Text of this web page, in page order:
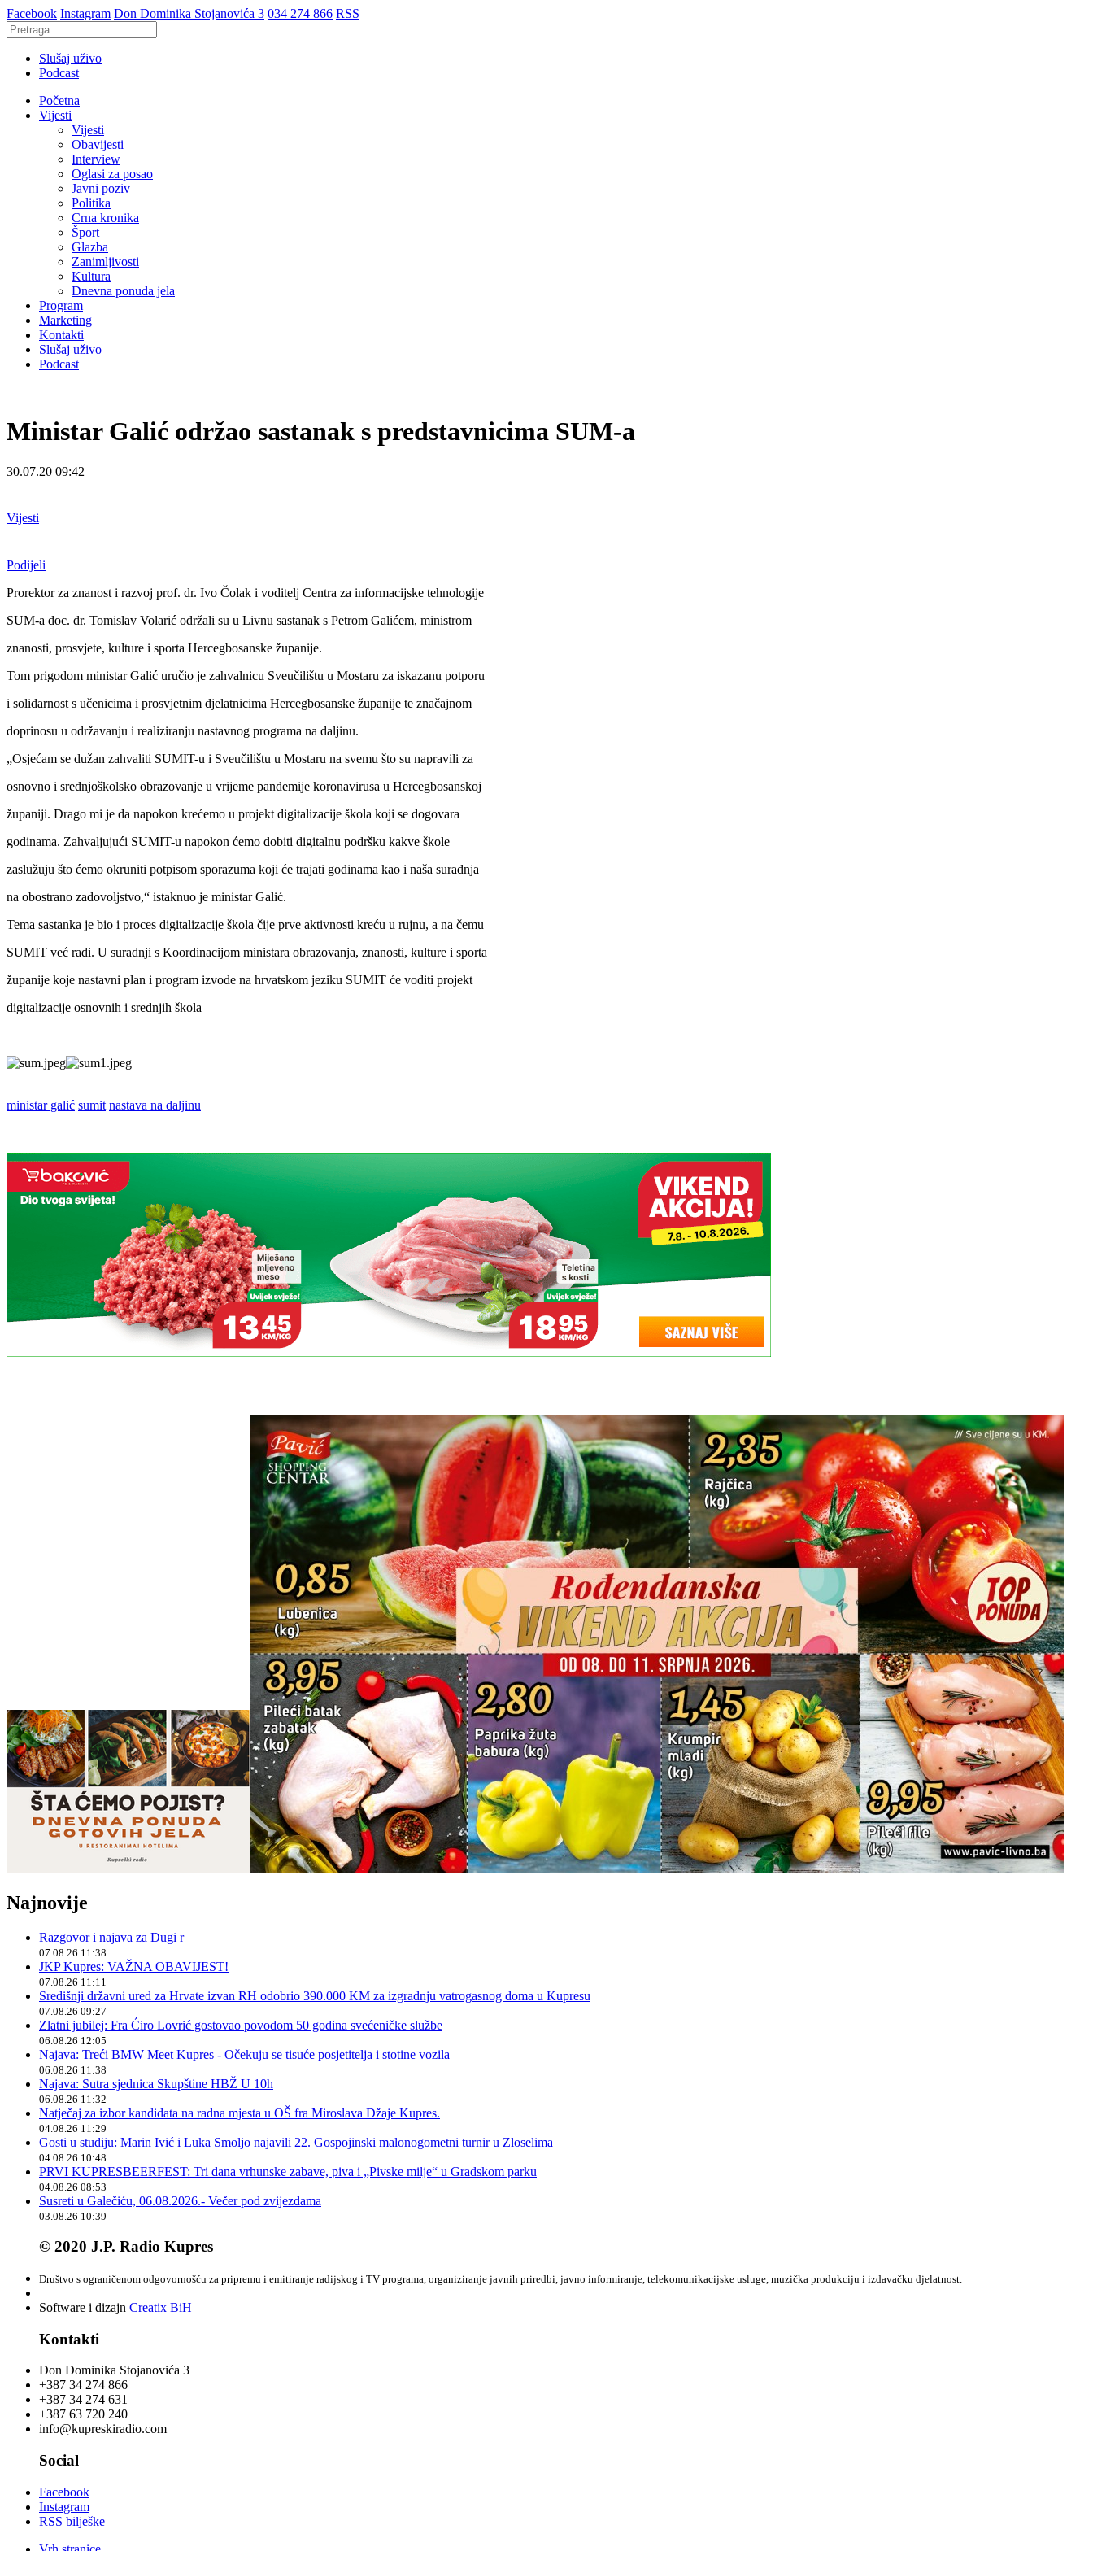
Facebook Instagram Don Dominika Stojanovića 3 034 274 866 RSS
Slušaj uživo
Podcast
Početna
Vijesti
Vijesti
Obavijesti
Interview
Oglasi za posao
Javni poziv
Politika
Crna kronika
Šport
Glazba
Zanimljivosti
Kultura
Dnevna ponuda jela
Program
Marketing
Kontakti
Slušaj uživo
Podcast
Ministar Galić održao sastanak s predstavnicima SUM-a
30.07.20 09:42
Vijesti
Podijeli
Prorektor za znanost i razvoj prof. dr. Ivo Čolak i voditelj Centra za informacijske tehnologije
SUM-a doc. dr. Tomislav Volarić održali su u Livnu sastanak s Petrom Galićem, ministrom
znanosti, prosvjete, kulture i sporta Hercegbosanske županije.
Tom prigodom ministar Galić uručio je zahvalnicu Sveučilištu u Mostaru za iskazanu potporu
i solidarnost s učenicima i prosvjetnim djelatnicima Hercegbosanske županije te značajnom
doprinosu u održavanju i realiziranju nastavnog programa na daljinu.
„Osjećam se dužan zahvaliti SUMIT-u i Sveučilištu u Mostaru na svemu što su napravili za
osnovno i srednjoškolsko obrazovanje u vrijeme pandemije koronavirusa u Hercegbosanskoj
županiji. Drago mi je da napokon krećemo u projekt digitalizacije škola koji se dogovara
godinama. Zahvaljujući SUMIT-u napokon ćemo dobiti digitalnu podršku kakve škole
zaslužuju što ćemo okruniti potpisom sporazuma koji će trajati godinama kao i naša suradnja
na obostrano zadovoljstvo,“ istaknuo je ministar Galić.
Tema sastanka je bio i proces digitalizacije škola čije prve aktivnosti kreću u rujnu, a na čemu
SUMIT već radi. U suradnji s Koordinacijom ministara obrazovanja, znanosti, kulture i sporta
županije koje nastavni plan i program izvode na hrvatskom jeziku SUMIT će voditi projekt
digitalizacije osnovnih i srednjih škola
ministar galić sumit nastava na daljinu
Najnovije
Razgovor i najava za Dugi r
07.08.26 11:38
JKP Kupres: VAŽNA OBAVIJEST!
07.08.26 11:11
Središnji državni ured za Hrvate izvan RH odobrio 390.000 KM za izgradnju vatrogasnog doma u Kupresu
07.08.26 09:27
Zlatni jubilej: Fra Ćiro Lovrić gostovao povodom 50 godina svećeničke službe
06.08.26 12:05
Najava: Treći BMW Meet Kupres - Očekuju se tisuće posjetitelja i stotine vozila
06.08.26 11:38
Najava: Sutra sjednica Skupštine HBŽ U 10h
06.08.26 11:32
Natječaj za izbor kandidata na radna mjesta u OŠ fra Miroslava Džaje Kupres.
04.08.26 11:29
Gosti u studiju: Marin Ivić i Luka Smoljo najavili 22. Gospojinski malonogometni turnir u Zloselima
04.08.26 10:48
PRVI KUPRESBEERFEST: Tri dana vrhunske zabave, piva i „Pivske milje“ u Gradskom parku
04.08.26 08:53
Susreti u Galečiću, 06.08.2026.- Večer pod zvijezdama
03.08.26 10:39
© 2020 J.P. Radio Kupres
Društvo s ograničenom odgovornošću za pripremu i emitiranje radijskog i TV programa, organiziranje javnih priredbi, javno informiranje, telekomunikacijske usluge, muzička produkciju i izdavačku djelatnost.
Software i dizajn Creatix BiH
Kontakti
Don Dominika Stojanovića 3
+387 34 274 866
+387 34 274 631
+387 63 720 240
info@kupreskiradio.com
Social
Facebook
Instagram
RSS bilješke